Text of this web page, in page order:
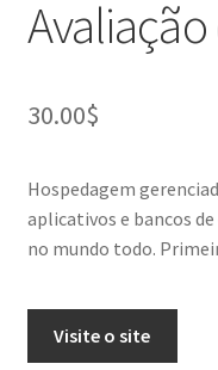
30.00$
Hospedagem
aplicativos e bancos
no mundo todo.
Visite o site